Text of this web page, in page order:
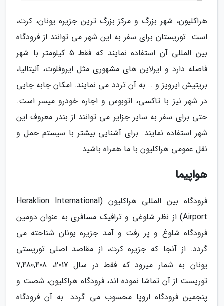
هراکلیون، شهر بزرگ و مرکز بزرگ ترین جزیره یونان، کرت،
است. توریستان برای سفر به این شهر می توانند از فرودگاه
بین المللی آن استفاده نمایند که فقط 5 کیلومتر با شهر
فاصله دارد و ایرلاین های مشهوری مثل ایروفلوت، آلیتالیا،
بریتیش ایرویز و... به آن تردد می نمایند. امکان جابه جایی
در شهر نیز با تاکسی، اتوبوس و اجاره خودرو میسر است.
حتی برای سفر به سایر جزایر می توانند از بندر معروف این
شهر استفاده نمایند. برای آشنایی بیشتر با سیستم حمل و
نقل عمومی هراکلیون با ما همراه باشید.
هواپیما
فرودگاه بین المللی هراکلیون (Heraklion International
Airport) از نظر شلوغی و ترافیک مسافری به عنوان دومین
فرودگاه شلوغ و پر رفت و آمد جزیره یونان شناخته می
گردد. از آنجا که جزیره کرت، از مقاصد اصلی توریستی
یونان به شمار میرود که فقط در سال 2017، 7,480,408
توریست از آن تماشا نموده اند، فرودگاه هراکلیون، شصت و
پنجمین فرودگاه اروپا محسوب می گردد. به آن فرودگاه